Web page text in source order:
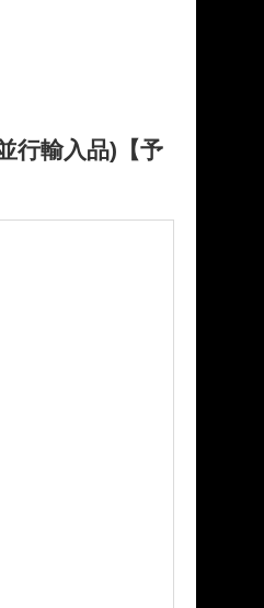
輸入品)【予